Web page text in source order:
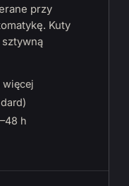
przy
Kuty
sztywną
więcej
h